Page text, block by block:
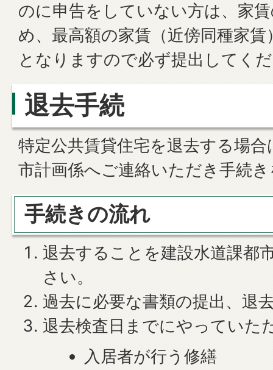
のに申告をしていない方は、家
め、最高額の家賃（近傍同種家
となりますので必ず提出してく
退去手続
特定公共賃貸住宅を退去する場
市計画係へご連絡いただき手続
手続きの流れ
退去することを建設水道課都
さい。
過去に必要な書類の提出、退
退去検査日までにやっていた
入居者が行う修繕